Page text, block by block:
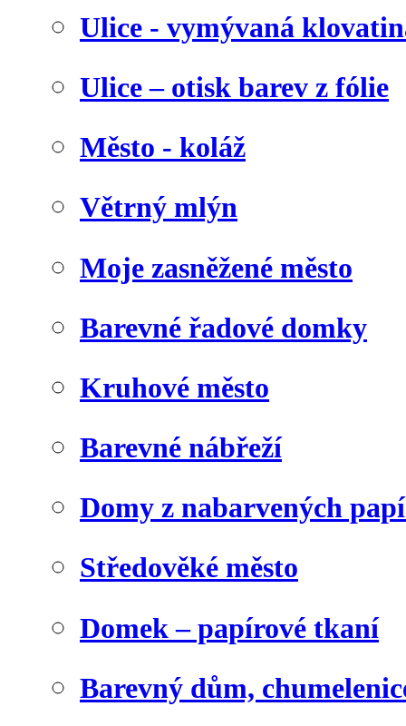
Ulice - vymývaná
Ulice – otisk barev z fólie
Město - koláž
Větrný mlýn
Moje zasněžené město
Barevné řadové domky
Kruhové město
Barevné nábřeží
Domy z nabarvených
Středověké město
Domek – papírové tkaní
Barevný dům,